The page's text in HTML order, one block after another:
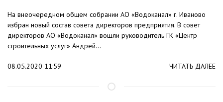
На внеочередном общем собрании АО «Водоканал» г. Иваново
избран новый состав совета директоров предприятия. В совет
директоров АО «Водоканал» вошли руководитель ГК «Центр
строительных услуг» Андрей...
08.05.2020 11:59 ЧИТАТЬ ДАЛЕЕ